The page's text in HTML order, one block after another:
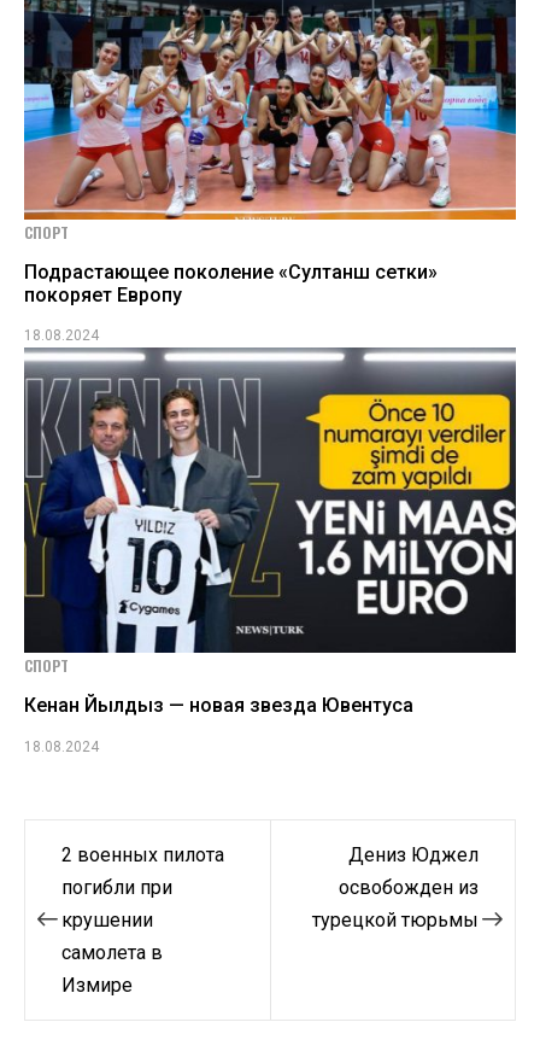
СПОРТ
Подрастающее поколение «Султанш сетки»
покоряет Европу
18.08.2024
СПОРТ
Кенан Йылдыз — новая звезда Ювентуса
18.08.2024
Навигация
записям
2 военных пилота
погибли при
крушении
самолета в
Измире
Дениз Юджел
освобожден из
турецкой тюрьмы